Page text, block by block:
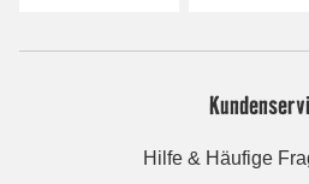
Hilfe & Häufige